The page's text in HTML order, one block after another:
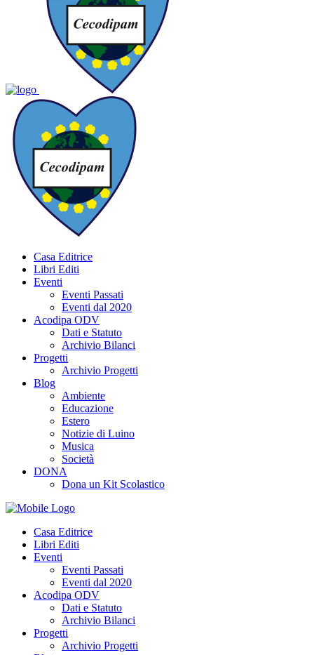
Casa Editrice
Libri Editi
Eventi
Eventi Passati
Eventi dal 2020
Acodipa ODV
Dati e Statuto
Archivio Bilanci
Progetti
Archivio Progetti
Blog
Ambiente
Educazione
Estero
Notizie di Luino
Musica
Società
DONA
Dona un Kit Scolastico
Casa Editrice
Libri Editi
Eventi
Eventi Passati
Eventi dal 2020
Acodipa ODV
Dati e Statuto
Archivio Bilanci
Progetti
Archivio Progetti